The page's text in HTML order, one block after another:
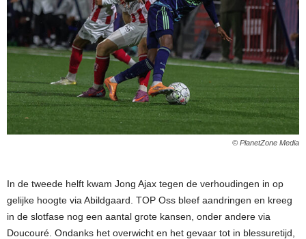
© PlanetZone Media
In de tweede helft kwam Jong Ajax tegen de verhoudingen in op
gelijke hoogte via Abildgaard. TOP Oss bleef aandringen en kreeg
in de slotfase nog een aantal grote kansen, onder andere via
Doucouré. Ondanks het overwicht en het gevaar tot in blessuretijd,